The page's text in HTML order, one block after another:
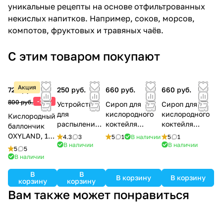
уникальные рецепты на основе отфильтрованных
некислых напитков. Например, соков, морсов,
компотов, фруктовых и травяных чаёв.
С этим товаром покупают
Акция
720 руб.
800 руб. -10%
Кислородный
баллончик
OXYLAND, 17л
(без маски)
5
5
В наличии
В
корзину
250 руб.
Устройство
для
распыления
(трубка с
аэратором)
4.3
3
В наличии
В
корзину
660 руб.
Сироп для
кислородного
коктейля
ЛЕСНЫЕ
5 1 В наличии
В корзину
660 руб.
Сироп для
кислородного
коктейля
ШИПОВНИК,
0,33л.
5
1
В наличии
В корзину
Вам также может понравиться